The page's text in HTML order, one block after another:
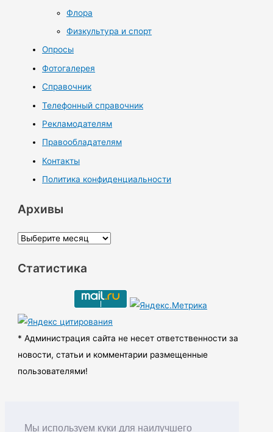
Мы используем куки для наилучшего
Флора
Физкультура и спорт
Опросы
Фотогалерея
Справочник
Телефонный справочник
Рекламодателям
Правообладателям
Контакты
Политика конфиденциальности
Архивы
А
х
ы
Статистика
* Администрация сайта не несет ответственности за
новости, статьи и комментарии размещенные
пользователями!